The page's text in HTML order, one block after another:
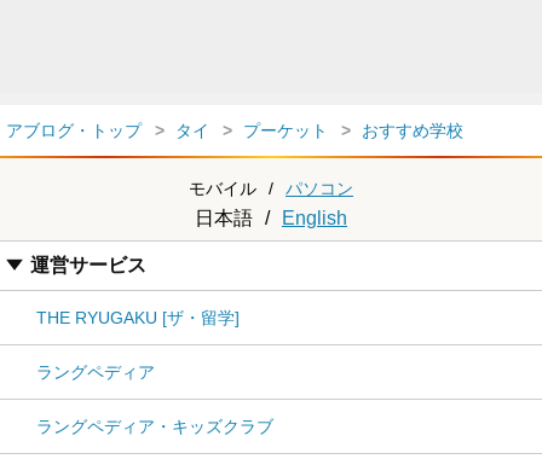
アブログ・トップ タイ プーケット おすすめ学校
モバイル / パソコン
日本語 / English
運営サービス
THE RYUGAKU [ザ・留学]
ラングペディア
ラングペディア・キッズクラブ